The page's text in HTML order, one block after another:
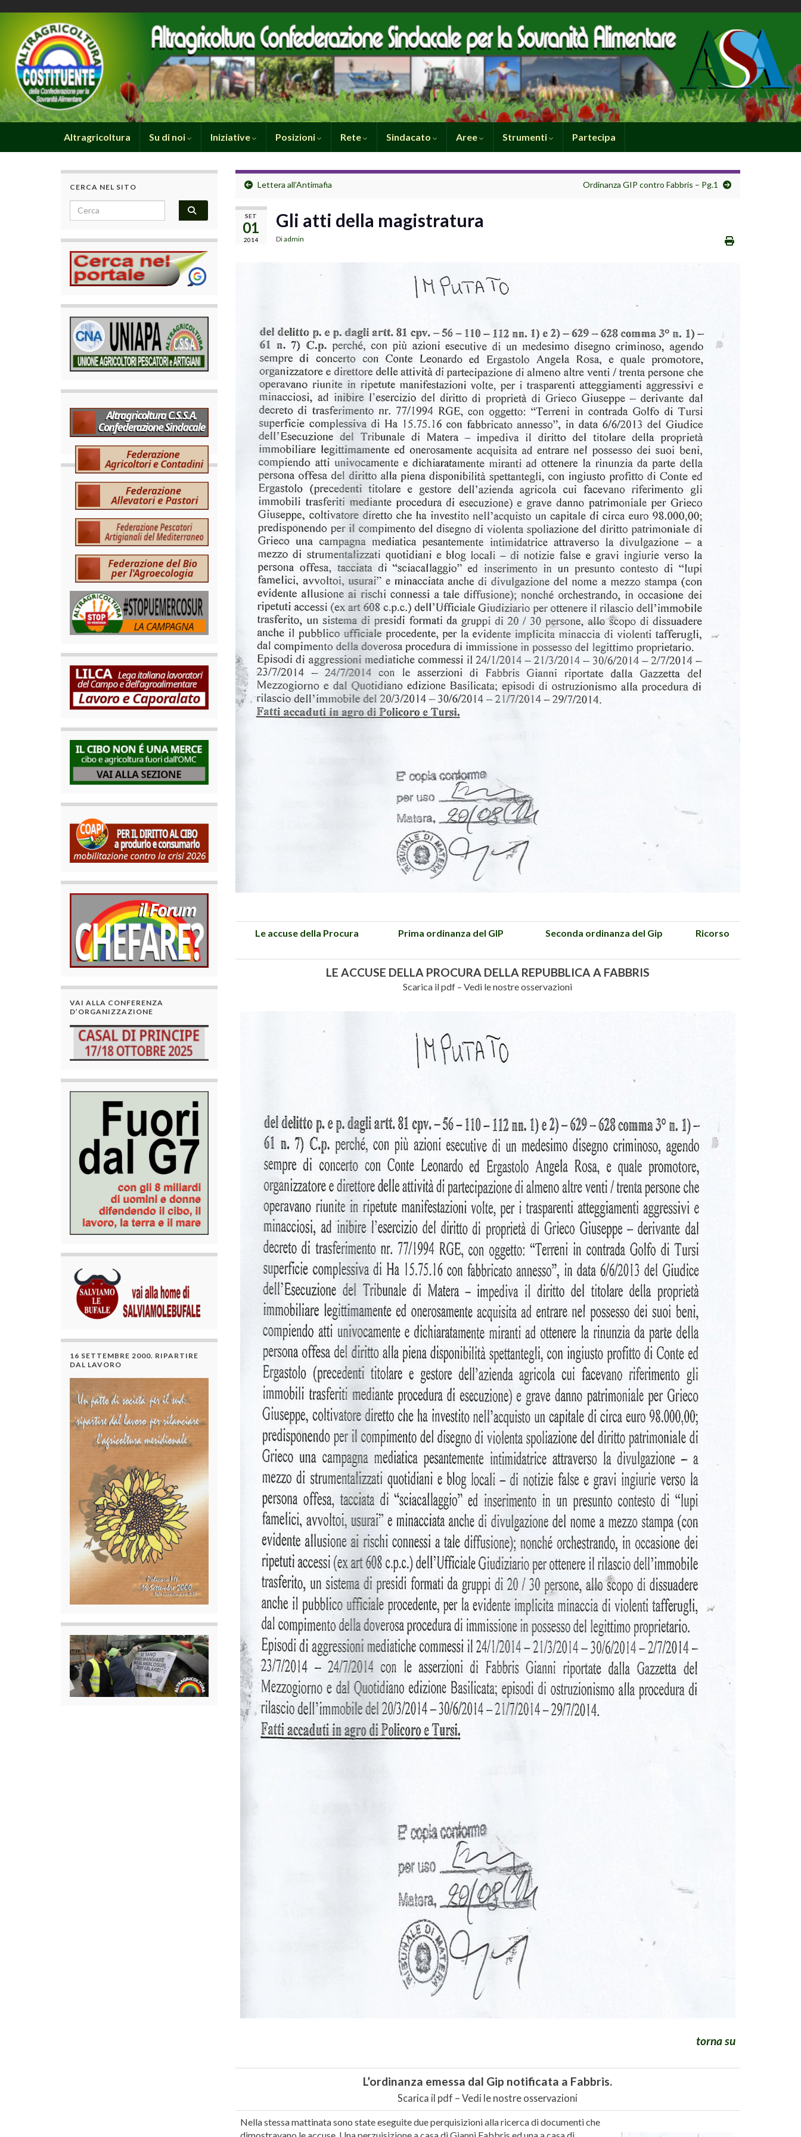
Altragricoltura Su di noi Iniziative Posizioni Rete Sindacato Aree Strumenti Partecipa
Lettera all’Antimafia Ordinanza GIP contro Fabbris – Pg.1
SET
01
2014
Gli atti della magistratura
Diadmin
Le accuse della Procura Prima ordinanza del GIP Seconda ordinanza del Gip Ricorso
LE ACCUSE DELLA PROCURA DELLA REPUBBLICA A FABBRIS
Scarica il pdf – Vedi le nostre osservazioni
torna su
L’ordinanza emessa dal Gip notificata a Fabbris.
Scarica il pdf – Vedi le nostre osservazioni
Nella stessa mattinata sono state eseguite due perquisizioni alla ricerca di documenti che
CERCA NEL SITO
Search for:
VAI ALLA CONFERENZA
D’ORGANIZZAZIONE
16 SETTEMBRE 2000. RIPARTIRE
DAL LAVORO